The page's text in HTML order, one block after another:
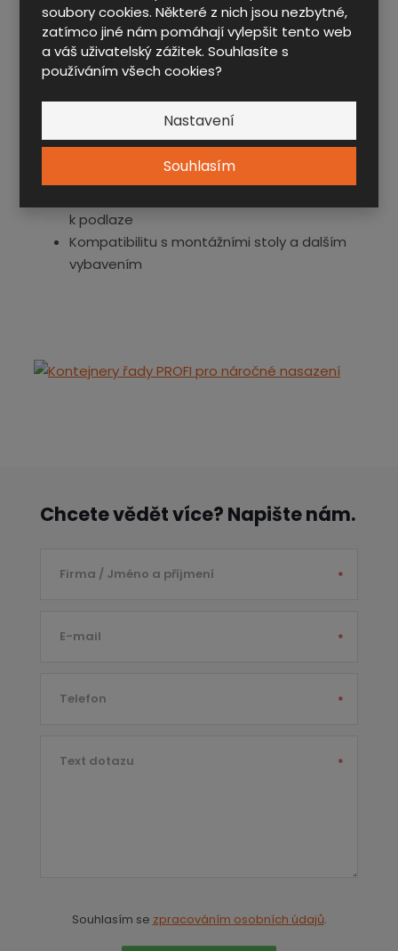
soubory cookies. Některé z nich jsou nezbytné,
zatímco jiné nám pomáhají vylepšit tento web
a váš uživatelský zážitek. Souhlasíte s
používáním všech cookies?
Nastavení
Souhlasím
PROFI
na vysokou nosnost, odolnost a bezpečnost.
Nabízejí:
Vyšší nosnost zásuvek a polic
Centrální zamykání s ochranou proti
k podlaze
Kompatibilitu s montážními stoly a dalším
vybavením
Chcete vědět více? Napište nám.
Firma / Jméno a příjmení *
E-mail *
Telefon *
Text dotazu *
Souhlasím se zpracováním osobních údajů.